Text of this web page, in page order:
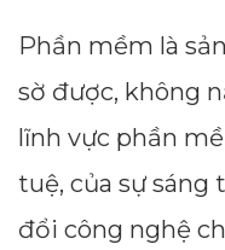
Phần mềm là
sờ được, không
lĩnh vực phần
tuệ, của sự sáng
đổi công nghệ